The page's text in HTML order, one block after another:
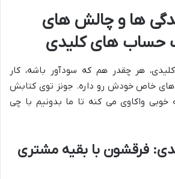
ها و چالش های
حساب های کلیدی
هر چقدر هم که سودآور باشه، کار
خاص خودش رو داره. جونز توی کتابش
خوبی واکاوی می کنه تا ما بدونیم با چی
فرقشون با بقیه مشتری